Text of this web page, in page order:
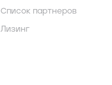
Список партнеров
Лизинг